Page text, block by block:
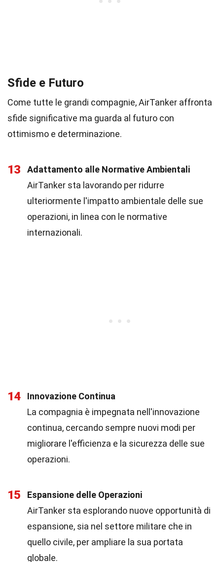
Sfide e Futuro
Come tutte le grandi compagnie, AirTanker affronta
sfide significative ma guarda al futuro con
ottimismo e determinazione.
13
Adattamento alle Normative Ambientali
AirTanker sta lavorando per ridurre
ulteriormente l'impatto ambientale delle sue
operazioni, in linea con le normative
internazionali.
14
Innovazione Continua
La compagnia è impegnata nell'innovazione
continua, cercando sempre nuovi modi per
migliorare l'efficienza e la sicurezza delle sue
operazioni.
15
Espansione delle Operazioni
AirTanker sta esplorando nuove opportunità di
espansione, sia nel settore militare che in
quello civile, per ampliare la sua portata
globale.